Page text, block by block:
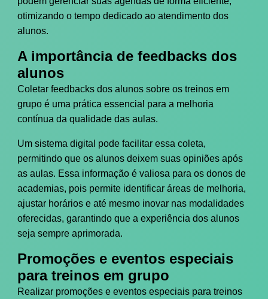
otimizando o tempo dedicado ao atendimento dos
alunos.
A importância de feedbacks dos
alunos
Coletar feedbacks dos alunos sobre os treinos em
grupo é uma prática essencial para a melhoria
contínua da qualidade das aulas.
Um sistema digital pode facilitar essa coleta,
permitindo que os alunos deixem suas opiniões após
as aulas. Essa informação é valiosa para os donos de
academias, pois permite identificar áreas de melhoria,
ajustar horários e até mesmo inovar nas modalidades
oferecidas, garantindo que a experiência dos alunos
seja sempre aprimorada.
Promoções e eventos especiais
para treinos em grupo
Realizar promoções e eventos especiais para treinos